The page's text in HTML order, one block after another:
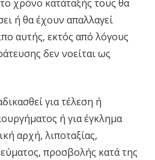
χρόνο κατάταξής τους θα
ή θα έχουν απαλλαγεί
αυτής, εκτός από λόγους
δεν νοείται ως
για τέλεση ή
ή για έγκλημα
αρχή, λιποταξίας,
προσβολής κατά της